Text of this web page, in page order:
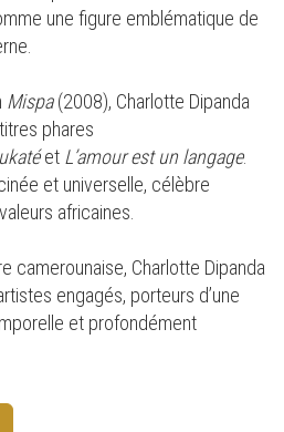
une figure emblématique de
Mispa(2008), Charlotte Dipanda
phares
et L’amour est un langage.
et universelle, célèbre
africaines.
camerounaise, Charlotte Dipanda
engagés, porteurs d’une
et profondément